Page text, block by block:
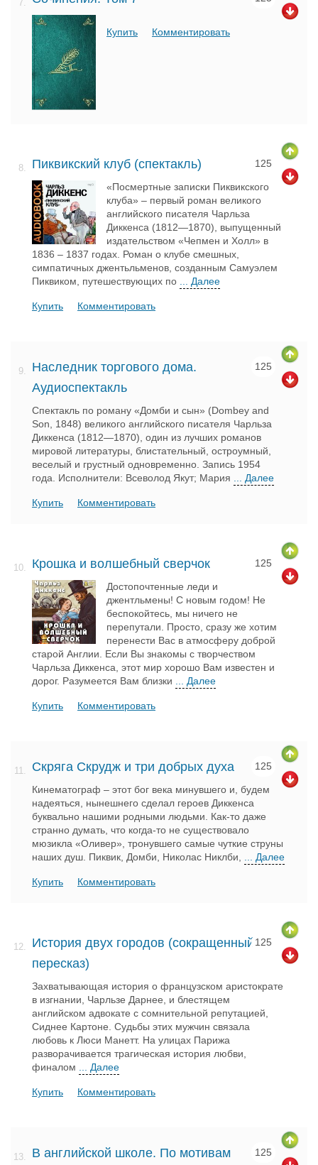
7.
Купить Комментировать
8. Пиквикский клуб (спектакль) 125
«Посмертные записки Пиквикского
клуба» – первый роман великого
английского писателя Чарльза
Диккенса (1812—1870), выпущенный
издательством «Чепмен и Холл» в
1836 – 1837 годах. Роман о клубе смешных,
симпатичных джентьльменов, созданным Самуэлем
Пиквиком, путешествующих по
... Далее
Купить Комментировать
9.
Наследник торгового дома.
Аудиоспектакль
125
Спектакль по роману «Домби и сын» (Dombey and
Son, 1848) великого английского писателя Чарльза
Диккенса (1812—1870), один из лучших романов
мировой литературы, блистательный, остроумный,
веселый и грустный одновременно. Запись 1954
года. Исполнители: Всеволод Якут; Мария
... Далее
Купить Комментировать
10. Крошка и волшебный сверчок 125
Достопочтенные леди и
джентльмены! С новым годом! Не
беспокойтесь, мы ничего не
перепутали. Просто, сразу же хотим
перенести Вас в атмосферу доброй
старой Англии. Если Вы знакомы с творчеством
Чарльза Диккенса, этот мир хорошо Вам известен и
дорог. Разумеется Вам близки
... Далее
Купить Комментировать
11. Скряга Скрудж и три добрых духа 125
Кинематограф – этот бог века минувшего и, будем
надеяться, нынешнего сделал героев Диккенса
буквально нашими родными людьми. Как-то даже
странно думать, что когда-то не существовало
мюзикла «Оливер», тронувшего самые чуткие струны
наших душ. Пиквик, Домби, Николас Никлби,
... Далее
Купить Комментировать
12.
История двух городов (сокращенный
пересказ)
125
Захватывающая история о французском аристократе
в изгнании, Чарльзе Дарнее, и блестящем
английском адвокате с сомнительной репутацией,
Сиднее Картоне. Судьбы этих мужчин связала
любовь к Люси Манетт. На улицах Парижа
разворачивается трагическая история любви,
финалом
... Далее
Купить Комментировать
13.
В английской школе. По мотивам
125